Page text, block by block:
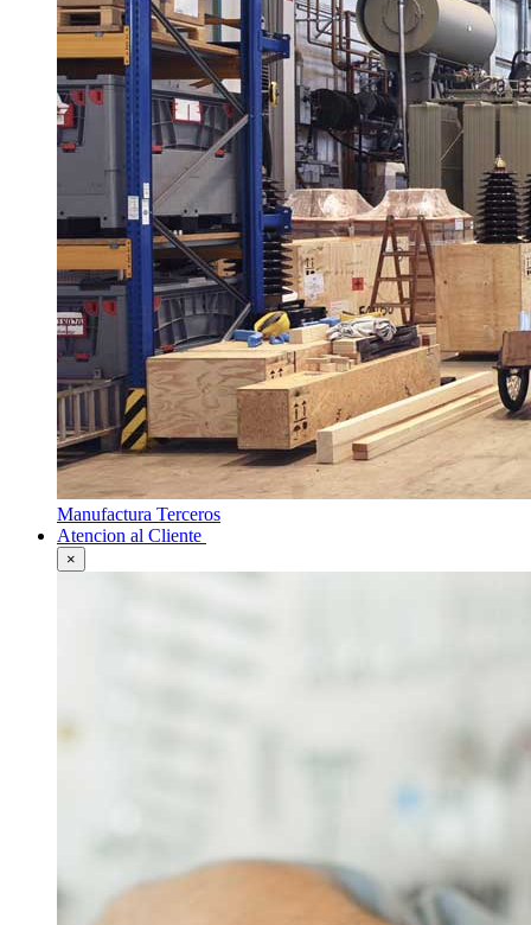
Manufactura Terceros
Atencion al Cliente
×